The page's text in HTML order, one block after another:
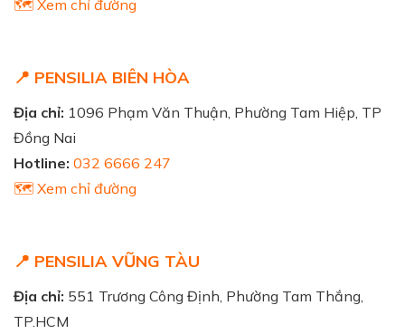
🗺️ Xem chỉ đường
📍 PENSILIA BIÊN HÒA
Địa chỉ: 1096 Phạm Văn Thuận, Phường Tam Hiệp, TP
Đồng Nai
Hotline: 032 6666 247
🗺️ Xem chỉ đường
📍 PENSILIA VŨNG TÀU
Địa chỉ: 551 Trương Công Định, Phường Tam Thắng,
TP.HCM